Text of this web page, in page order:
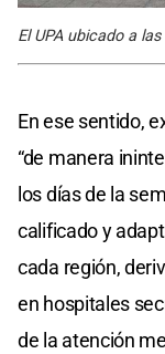
El UPA ubicado a
En ese sentido,
“de manera
los días de la
calificado y
cada región,
en hospitales
de la atención